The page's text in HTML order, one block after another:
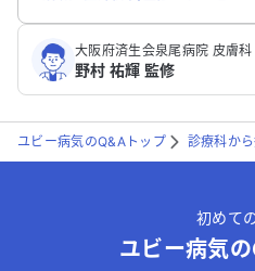
大阪府済生会泉尾病院 皮膚科
野村 祐輝 監修
ユビー病気のQ&Aトップ 診療科か
初めて
ユビー病気